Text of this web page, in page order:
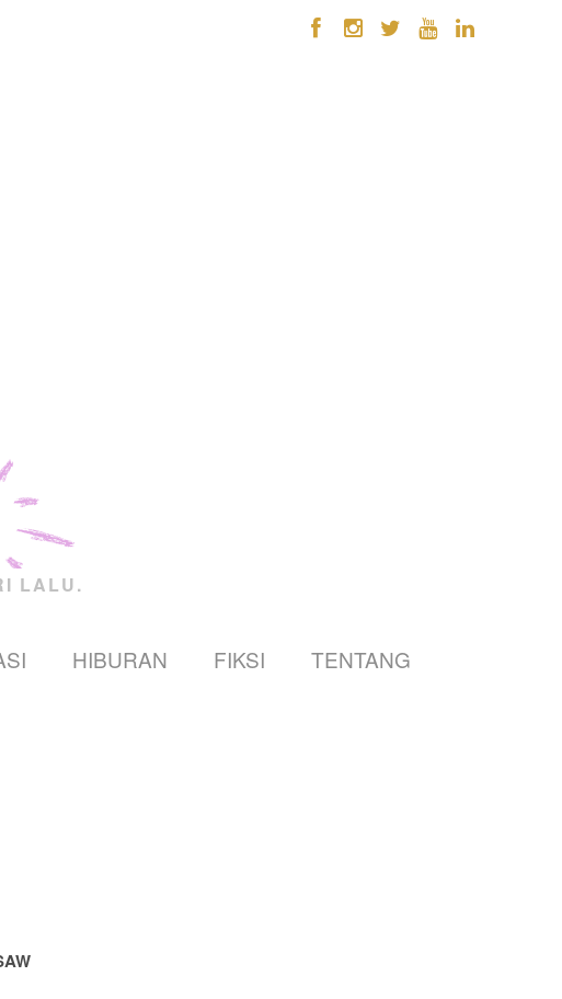
LALU.
HIBURAN FIKSI
TENTANG